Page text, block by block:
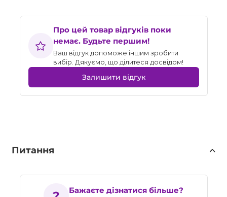
Про цей товар відгуків поки
немає. Будьте першим!
Ваш відгук допоможе іншим зробити
вибір. Дякуємо, що ділитеся досвідом!
Залишити відгук
Питання
Бажаєте дізнатися більше?